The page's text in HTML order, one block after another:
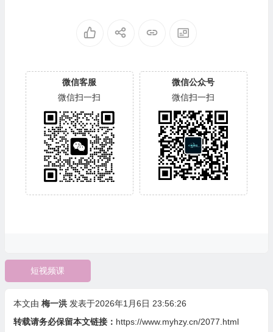
微信客服
微信扫一扫
微信公众号
微信扫一扫
短视频课
本文由 梅一洪 发表于2026年1月6日 23:56:26
转载请务必保留本文链接： https://www.myhzy.cn/2077.html